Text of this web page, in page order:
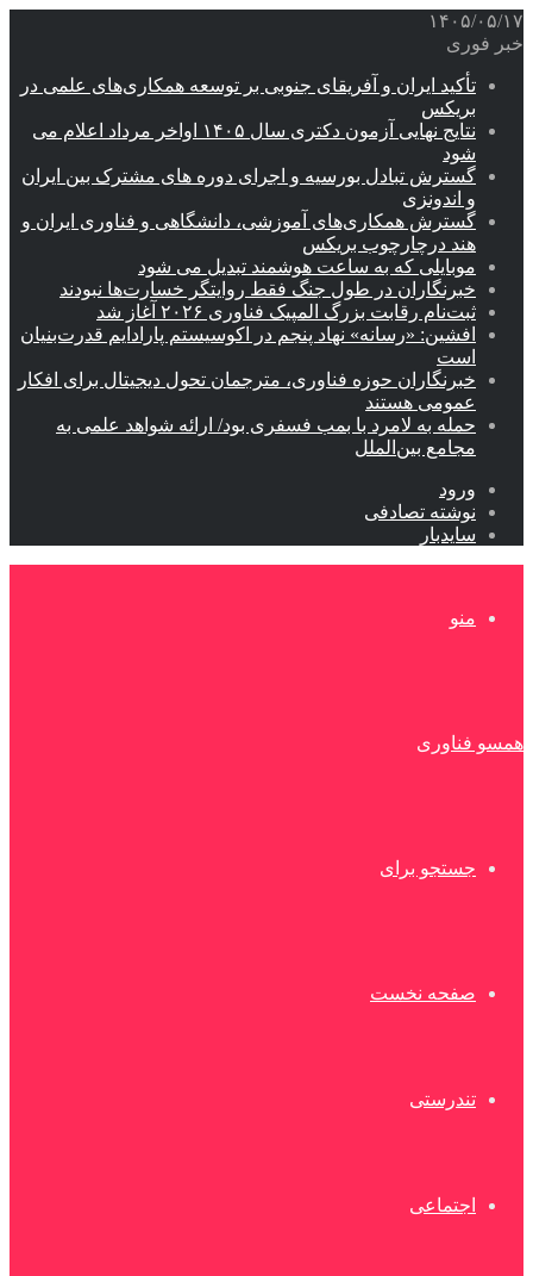
۱۴۰۵/۰۵/۱۷
خبر فوری
تأکید ایران و آفریقای جنوبی بر توسعه همکاری‌های علمی در
بریکس
نتایج نهایی آزمون دکتری سال ۱۴۰۵ اواخر مرداد اعلام می
شود
گسترش تبادل بورسیه و اجرای دوره های مشترک بین ایران
و اندونزی
گسترش همکاری‌های آموزشی، دانشگاهی و فناوری ایران و
هند درچارچوب بریکس
موبایلی که به ساعت هوشمند تبدیل می شود
خبرنگاران در طول جنگ فقط روایتگر خسارت‌ها نبودند
ثبت‌نام رقابت بزرگ المپیک فناوری ۲۰۲۶ آغاز شد
افشین: «رسانه» نهاد پنجم در اکوسیستم پارادایم قدرت‌بنیان
است
خبرنگاران حوزه فناوری، مترجمان تحول دیجیتال برای افکار
عمومی هستند
حمله به لامرد با بمب فسفری بود/ ارائه شواهد علمی به
مجامع بین‌الملل
ورود
نوشته تصادفی
سایدبار
منو
همسو فناوری
جستجو برای
صفحه نخست
تندرستی
اجتماعی